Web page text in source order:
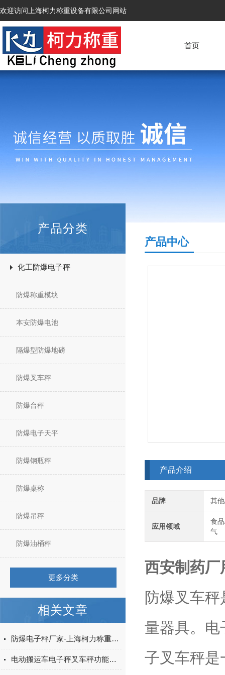
欢迎访问上海柯力称重设备有限公司网站
首页
产品分类
化工防爆电子秤
防爆称重模块
本安防爆电池
隔爆型防爆地磅
防爆叉车秤
防爆台秤
防爆电子天平
防爆钢瓶秤
防爆桌称
防爆吊秤
防爆油桶秤
更多分类
相关文章
防爆电子秤厂家-上海柯力称重设备51087653
电动搬运车电子秤叉车秤功能介绍
产品中心
产品介绍
品牌 其
应用领域
食
气
西安制药
防爆叉车
量器具。电
子叉车秤是